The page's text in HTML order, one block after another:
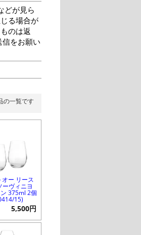
どが見ら
る場合が
のは返
をお願い
の一覧です
オー リース
ーヴィニヨ
375ml 2個
15)
5,500円